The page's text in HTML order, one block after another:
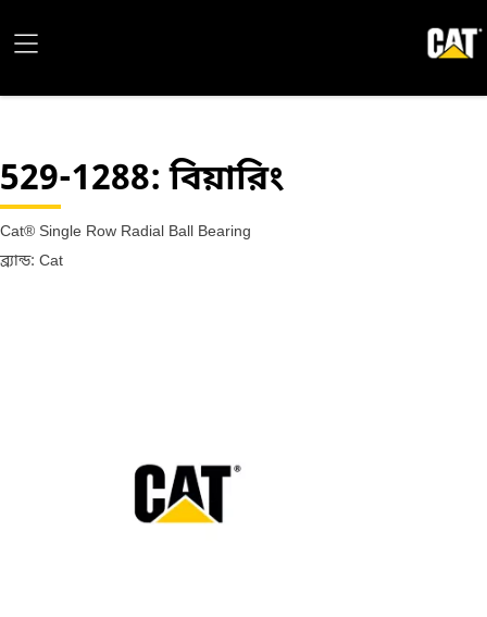
529-1288: বিয়ারিং
Cat® Single Row Radial Ball Bearing
ব্র্যান্ড: Cat